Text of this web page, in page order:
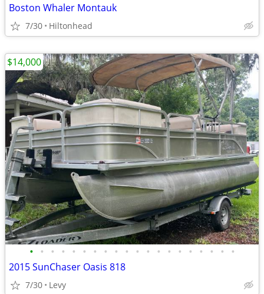
Boston Whaler Montauk
7/30 Hiltonhead
• • • • • • • • • • • • • • • • • • • •
2015 SunChaser Oasis 818
7/30 Levy
$14,000